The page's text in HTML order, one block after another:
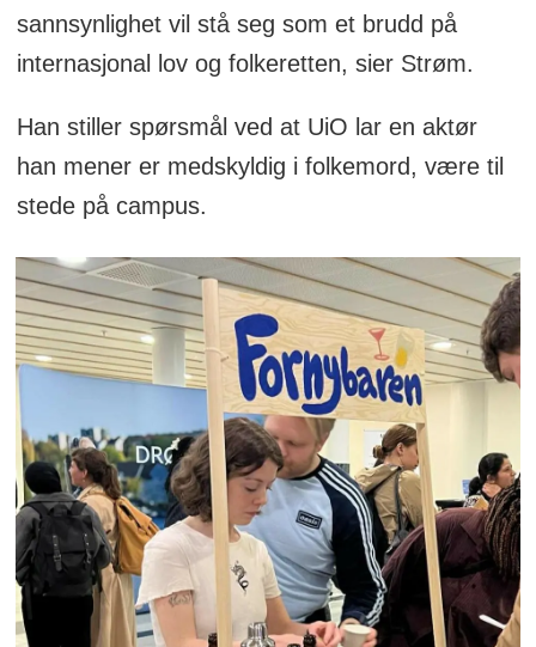
sannsynlighet vil stå seg som et brudd på
internasjonal lov og folkeretten, sier Strøm.
Han stiller spørsmål ved at UiO lar en aktør
han mener er medskyldig i folkemord, være til
stede på campus.